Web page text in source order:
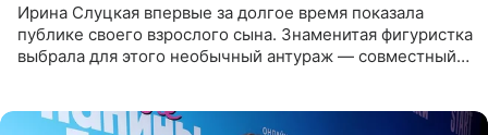
Ирина Слуцкая впервые за долгое время показала
публике своего взрослого сына. Знаменитая фигуристка
выбрала для этого необычный антураж — совместный